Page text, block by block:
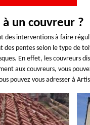
un couvreur ?
des interventions à faire
pentes selon le type de
En effet, les couvreurs
aux couvreurs, vous
pouvez vous adresser à